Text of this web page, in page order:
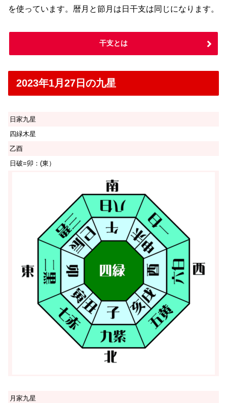
を使っています。暦月と節月は日干支は同じになります。
干支とは
2023年1月27日の九星
日家九星
四緑木星
乙酉
日破=卯：(東）
月家九星